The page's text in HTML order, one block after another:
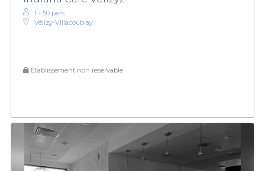
1 - 50 pers.
Vélizy-Villacoublay
Établissement non réservable